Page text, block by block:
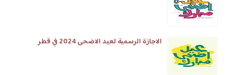
الاجازة الرسمية لعيد الاضحى 2024 في قطر